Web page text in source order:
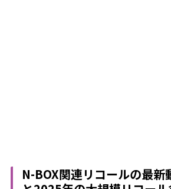
N-BOX関連リコールの最新